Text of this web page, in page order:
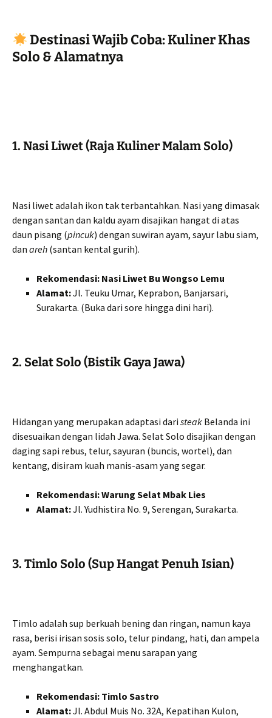
Destinasi Wajib Coba: Kuliner Khas
Solo & Alamatnya
1. Nasi Liwet (Raja Kuliner Malam Solo)
Nasi liwet adalah ikon tak terbantahkan. Nasi yang dimasak
dengan santan dan kaldu ayam disajikan hangat di atas
daun pisang (pincuk) dengan suwiran ayam, sayur labu siam,
dan areh (santan kental gurih).
Rekomendasi: Nasi Liwet Bu Wongso Lemu
Alamat:Jl. Teuku Umar, Keprabon, Banjarsari,
Surakarta. (Buka dari sore hingga dini hari).
2. Selat Solo (Bistik Gaya Jawa)
Hidangan yang merupakan adaptasi dari steak Belanda ini
disesuaikan dengan lidah Jawa. Selat Solo disajikan dengan
daging sapi rebus, telur, sayuran (buncis, wortel), dan
kentang, disiram kuah manis-asam yang segar.
Rekomendasi:Warung Selat Mbak Lies
Alamat:Jl. Yudhistira No. 9, Serengan, Surakarta.
3. Timlo Solo (Sup Hangat Penuh Isian)
Timlo adalah sup berkuah bening dan ringan, namun kaya
rasa, berisi irisan sosis solo, telur pindang, hati, dan ampela
ayam. Sempurna sebagai menu sarapan yang
menghangatkan.
Rekomendasi: Timlo Sastro
Alamat:Jl. Abdul Muis No. 32A, Kepatihan Kulon,